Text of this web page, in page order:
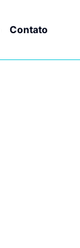
Contato